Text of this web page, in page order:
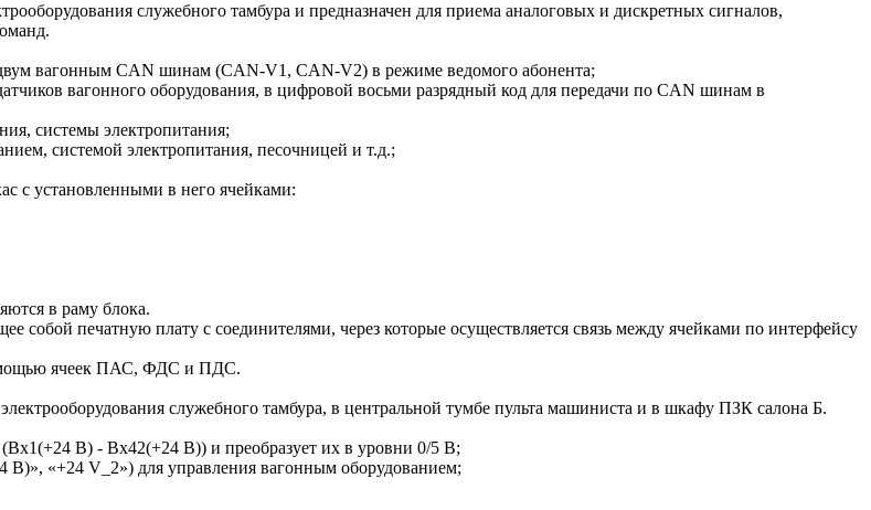
служебного тамбура и предназначен для приема аналоговых и дискретных сигналов,
вагонным CAN шинам (CAN-V1, CAN-V2) в режиме ведомого абонента;
вагонного оборудования, в цифровой восьми разрядный код для передачи по CAN шинам в
системы электропитания;
системой электропитания, песочницей и т.д.;
с установленными в него ячейками:
в раму блока.
собой печатную плату с соединителями, через которые осуществляется связь между ячейками по интерфейсу
ячеек ПАС, ФДС и ПДС.
служебного тамбура, в центральной тумбе пульта машиниста и в шкафу ПЗК салона Б.
В) - Вх42(+24 В)) и преобразует их в уровни 0/5 В;
«+24 V_2») для управления вагонным оборудованием;